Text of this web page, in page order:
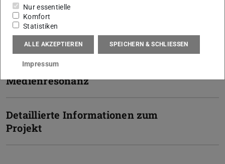
Archäologischen Quartier Köln
Aktuell
Medienresonanz
Detaillierte Informationen zum
Projekt
Nur essentielle
Komfort
Statistiken
ALLE AKZEPTIEREN SPEICHERN & SCHLIESSEN
Impressum